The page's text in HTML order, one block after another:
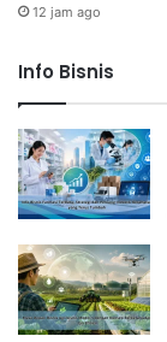
12 jam ago
Info Bisnis